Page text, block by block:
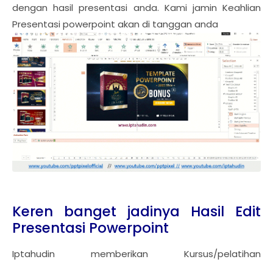
dengan hasil presentasi anda. Kami jamin Keahlian
Presentasi powerpoint akan di tanggan anda
Keren banget jadinya Hasil Edit
Presentasi Powerpoint
Iptahudin memberikan Kursus/pelatihan